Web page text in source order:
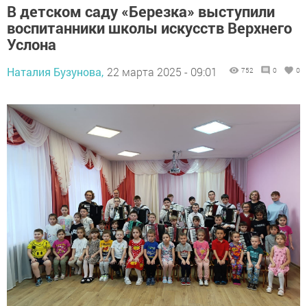
В детском саду «Березка» выступили
воспитанники школы искусств Верхнего
Услона
Наталия Бузунова, 22 марта 2025 - 09:01 752 0 0